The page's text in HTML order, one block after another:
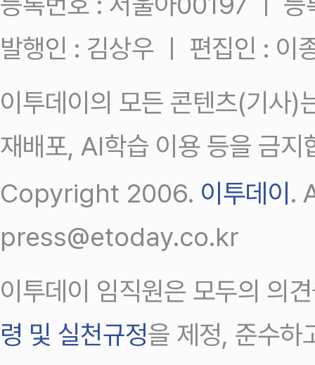
발행인 : 김상우 ㅣ 편집인 : 이
이투데이의 모든 콘텐츠(기사)
재배포, AI학습 이용 등을 금지
Copyright 2006. 이투데이 .
press@etoday.co.kr
이투데이 임직원은 모두의 의
령 및 실천규정을 제정, 준수하